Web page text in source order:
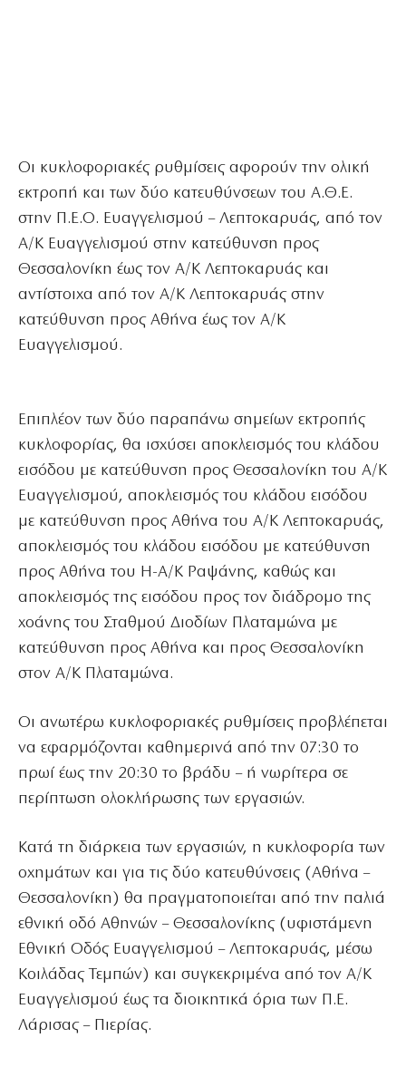
Οι κυκλοφοριακές ρυθμίσεις αφορούν την ολική
εκτροπή και των δύο κατευθύνσεων του Α.Θ.Ε.
στην Π.Ε.Ο. Ευαγγελισμού – Λεπτοκαρυάς, από τον
Α/Κ Ευαγγελισμού στην κατεύθυνση προς
Θεσσαλονίκη έως τον Α/Κ Λεπτοκαρυάς και
αντίστοιχα από τον Α/Κ Λεπτοκαρυάς στην
κατεύθυνση προς Αθήνα έως τον Α/Κ
Ευαγγελισμού.
Επιπλέον των δύο παραπάνω σημείων εκτροπής
κυκλοφορίας, θα ισχύσει αποκλεισμός του κλάδου
εισόδου με κατεύθυνση προς Θεσσαλονίκη του Α/Κ
Ευαγγελισμού, αποκλεισμός του κλάδου εισόδου
με κατεύθυνση προς Αθήνα του Α/Κ Λεπτοκαρυάς,
αποκλεισμός του κλάδου εισόδου με κατεύθυνση
προς Αθήνα του Η-Α/Κ Ραψάνης, καθώς και
αποκλεισμός της εισόδου προς τον διάδρομο της
χοάνης του Σταθμού Διοδίων Πλαταμώνα με
κατεύθυνση προς Αθήνα και προς Θεσσαλονίκη
στον Α/Κ Πλαταμώνα.
Οι ανωτέρω κυκλοφοριακές ρυθμίσεις προβλέπεται
να εφαρμόζονται καθημερινά από την 07:30 το
πρωί έως την 20:30 το βράδυ – ή νωρίτερα σε
περίπτωση ολοκλήρωσης των εργασιών.
Κατά τη διάρκεια των εργασιών, η κυκλοφορία των
οχημάτων και για τις δύο κατευθύνσεις (Αθήνα –
Θεσσαλονίκη) θα πραγματοποιείται από την παλιά
εθνική οδό Αθηνών – Θεσσαλονίκης (υφιστάμενη
Εθνική Οδός Ευαγγελισμού – Λεπτοκαρυάς, μέσω
Κοιλάδας Τεμπών) και συγκεκριμένα από τον Α/Κ
Ευαγγελισμού έως τα διοικητικά όρια των Π.Ε.
Λάρισας – Πιερίας.